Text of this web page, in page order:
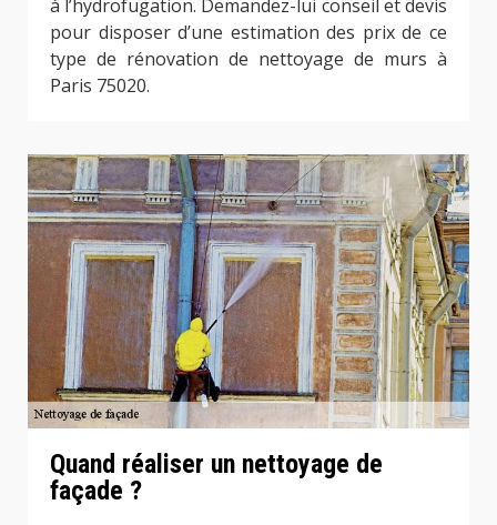
à l’hydrofugation. Demandez-lui conseil et devis
pour disposer d’une estimation des prix de ce
type de rénovation de nettoyage de murs à
Paris 75020.
Quand réaliser un nettoyage de
façade ?